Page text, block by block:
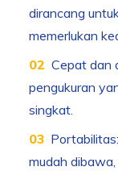
dirancang
memerlukan
Cepat dan
pengukuran
singkat.
mudah